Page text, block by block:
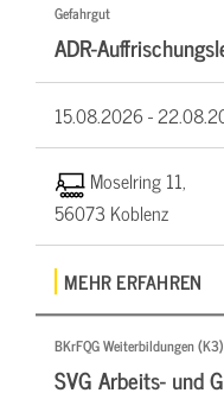
Gefahrgut
ADR-
15.08.2026 -
Moselring 11,
56073 Koblenz
MEHR ERFAHREN
BKrFQG Weiterbildungen (K3)
SVG Arbeits- und